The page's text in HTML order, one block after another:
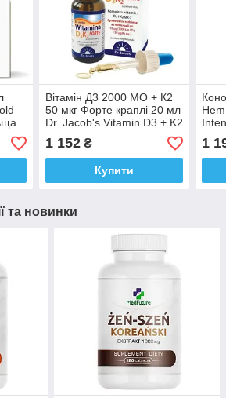
Вітамін Д3 2000 МО + К2
50 мкг Форте краплі 20 мл
Dr. Jacob's Vitamin D3 + K2
Німеччина Доставка з ЄС
1 152₴
Купити
1
та новинки